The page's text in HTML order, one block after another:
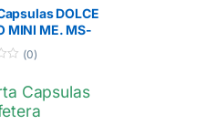
DOLCE
MINI ME. MS-
(0)
Capsulas